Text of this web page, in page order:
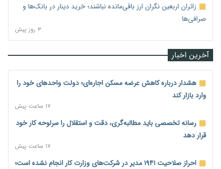
زائران اربعین نگران ارز باقی‌مانده نباشند؛ خرید دینار در بانک‌ها و
صرافی‌ها
۳ روز پیش
آخرین اخبار
هشدار درباره کاهش عرضه مسکن اجاره‌ای؛ دولت واحدهای خود را
وارد بازار کند
۱۷ ساعت پیش
رسانه تخصصی باید مطالبه‌گری، دقت و استقلال را سرلوحه کار خود
قرار دهد
۱۷ ساعت پیش
احراز صلاحیت ۱۹۴۱ مدیر در شرکت‌های وزارت کار انجام نشده است؛